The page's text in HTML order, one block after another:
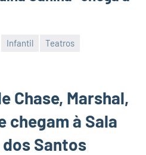
Infantil
Teatros
Chase, Marshal,
chegam à Sala
Santos